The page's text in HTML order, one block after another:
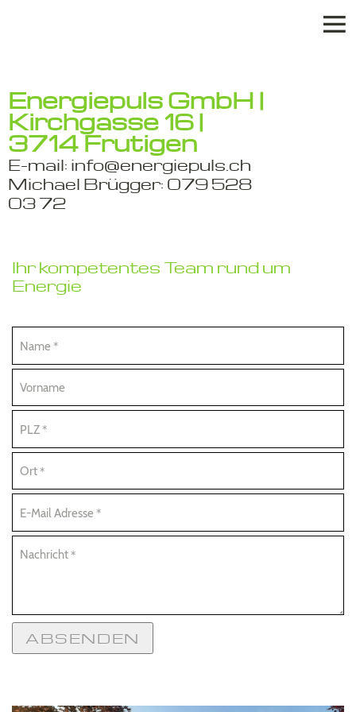
Energiepuls GmbH |
Kirchgasse 16|
3714 Frutigen
E-mail: info@energiepuls.ch
Michael Brügger: 079 528
03 72
Ihr kompetentes Team rund um
Energie
Name *
Vorname
PLZ*
Ort*
E-Mail Adresse *
Nachricht*
ABSENDEN